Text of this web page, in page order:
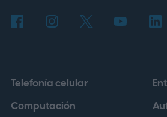
brillantes, detalles de
Telefonía celular
Computación